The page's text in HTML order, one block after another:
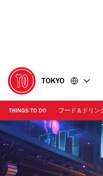
に
移
動
移
動
TOKYO
THINGS TO DO フード＆ドリン